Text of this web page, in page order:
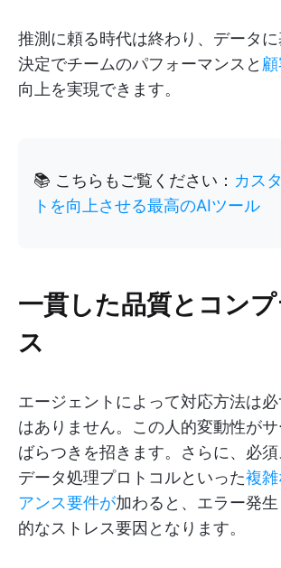
推測に頼る時代は終わり、データ
決定でチームのパフォーマンスと
向上を実現できます。
📚 こちらもご覧ください： カス
トを向上させる最高のAIツール
一貫した品質とコン
ス
エージェントによって対応方法は
はありません。この人的変動性が
ばらつきを招きます。さらに、必
データ処理プロトコルといった複
アンス要件が加わると、エラー発
的なストレス要因となります。